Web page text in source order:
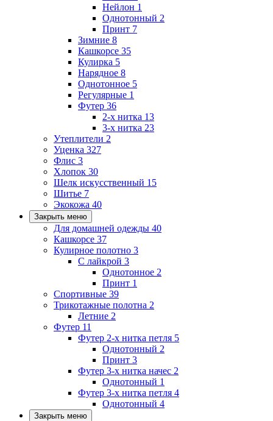
Нейлон 1
Однотонный 2
Принт 7
Зимние 8
Кашкорсе 35
Кулирка 5
Нарядное 8
Однотонное 5
Регулярные 1
Футер 36
2-х нитка 13
3-х нитка 23
Утеплители 2
Уценка 327
Флис 3
Хлопок 30
Шелк искусственный 15
Шитье 7
Экокожа 40
Закрыть меню
Для домашней одежды 40
Кашкорсе 37
Кулирное полотно 3
С лайкрой 3
Однотонное 2
Принт 1
Спортивные 39
Трикотажные полотна 2
Летние 2
Футер 11
Футер 2-х нитка петля 5
Однотонный 2
Принт 3
Футер 3-х нитка начес 2
Однотонный 1
Футер 3-х нитка петля 4
Однотонный 4
Закрыть меню